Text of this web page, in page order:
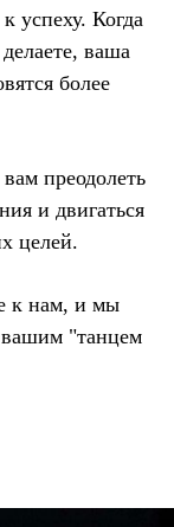
успеху. Когда
ваша
более
преодолеть
и двигаться
целей.
к нам, и мы
"танцем